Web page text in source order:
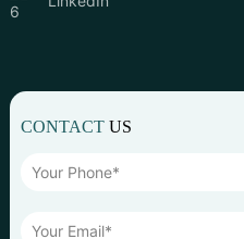
CONTACTUS